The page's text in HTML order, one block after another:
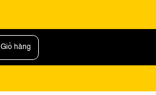
Giỏ hàng